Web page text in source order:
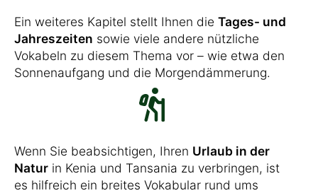
Ein weiteres Kapitel stellt Ihnen die Tages- und
Jahreszeiten sowie viele andere nützliche
Vokabeln zu diesem Thema vor – wie etwa den
Sonnenaufgang und die Morgendämmerung.
Wenn Sie beabsichtigen, Ihren Urlaub in der
Natur in Kenia und Tansania zu verbringen, ist
es hilfreich ein breites Vokabular rund ums